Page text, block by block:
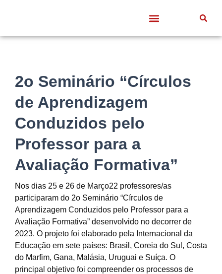
2o Seminário “Círculos
de Aprendizagem
Conduzidos pelo
Professor para a
Avaliação Formativa”
Nos dias 25 e 26 de Março22 professores/as
participaram do 2o Seminário “Círculos de
Aprendizagem Conduzidos pelo Professor para a
Avaliação Formativa” desenvolvido no decorrer de
2023. O projeto foi elaborado pela Internacional da
Educação em sete países: Brasil, Coreia do Sul, Costa
do Marfim, Gana, Malásia, Uruguai e Suíça. O
principal objetivo foi compreender os processos de